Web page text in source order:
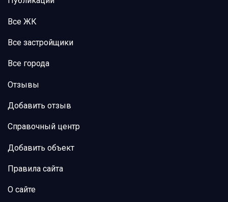
Все ЖК
Все застройщики
Все города
Отзывы
Добавить отзыв
Справочный центр
Добавить объект
Правила сайта
О сайте